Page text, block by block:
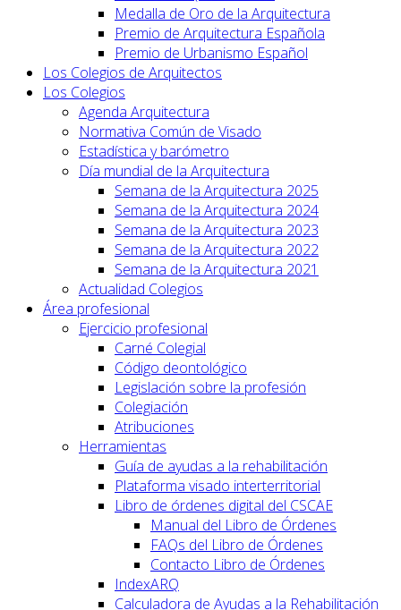
Medalla de Oro de la Arquitectura
Premio de Arquitectura Española
Premio de Urbanismo Español
Los Colegios de Arquitectos
Los Colegios
Agenda Arquitectura
Normativa Común de Visado
Estadística y barómetro
Día mundial de la Arquitectura
Semana de la Arquitectura 2025
Semana de la Arquitectura 2024
Semana de la Arquitectura 2023
Semana de la Arquitectura 2022
Semana de la Arquitectura 2021
Actualidad Colegios
Área profesional
Ejercicio profesional
Carné Colegial
Código deontológico
Legislación sobre la profesión
Colegiación
Atribuciones
Herramientas
Guía de ayudas a la rehabilitación
Plataforma visado interterritorial
Libro de órdenes digital del CSCAE
Manual del Libro de Órdenes
FAQs del Libro de Órdenes
Contacto Libro de Órdenes
IndexARQ
Calculadora de Ayudas a la Rehabilitación